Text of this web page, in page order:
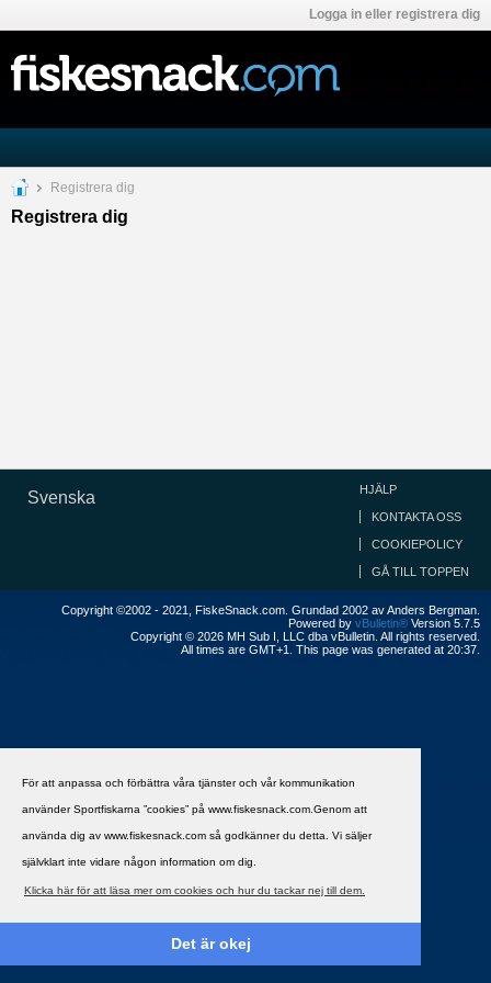
För att anpassa och förbättra våra tjänster och vår kommunikation
använder Sportfiskarna ”cookies” på www.fiskesnack.com.Genom att
använda dig av www.fiskesnack.com så godkänner du detta. Vi säljer
självklart inte vidare någon information om dig.
Klicka här för att läsa mer om cookies och hur du tackar nej till dem.
Det är okej
Logga in eller registrera dig
Registrera dig
Registrera dig
Svenska HJÄLP
KONTAKTA OSS
COOKIEPOLICY
GÅ TILL TOPPEN
Copyright ©2002 - 2021, FiskeSnack.com. Grundad 2002 av Anders Bergman.
Powered by vBulletin® Version 5.7.5
Copyright © 2026 MH Sub I, LLC dba vBulletin. All rights reserved.
All times are GMT+1. This page was generated at 20:37.